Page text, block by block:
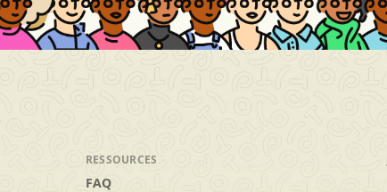
RESSOURCES
FAQ